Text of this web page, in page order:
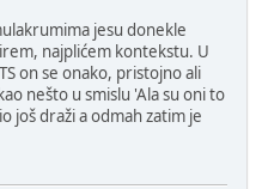
jesu donekle
najplićem kontekstu. U
on se onako, pristojno ali
nešto u smislu 'Ala su oni to
još draži a odmah zatim je